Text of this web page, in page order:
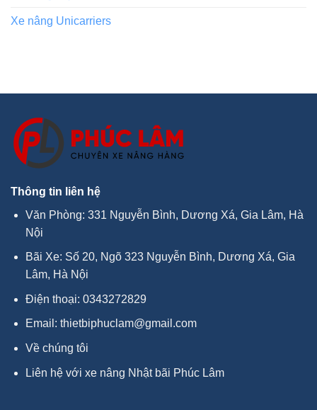
Xe nâng Unicarriers
Thông tin liên hệ
Văn Phòng: 331 Nguyễn Bình, Dương Xá, Gia Lâm, Hà
Nội
Bãi Xe: Số 20, Ngõ 323 Nguyễn Bình, Dương Xá, Gia
Lâm, Hà Nội
Điện thoại: 0343272829
Email: thietbiphuclam@gmail.com
Về chúng tôi
Liên hệ với xe nâng Nhật bãi Phúc Lâm